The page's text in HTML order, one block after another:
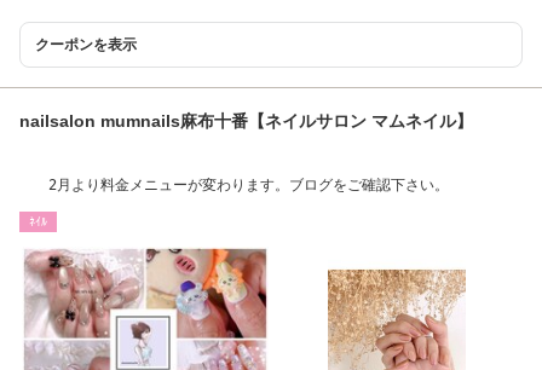
クーポンを表示
nailsalon mumnails麻布十番【ネイルサロン マムネイル】
2月より料金メニューが変わります。ブログをご確認下さい。
ﾈｲﾙ